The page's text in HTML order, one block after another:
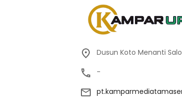
Dusun Koto Menanti
-